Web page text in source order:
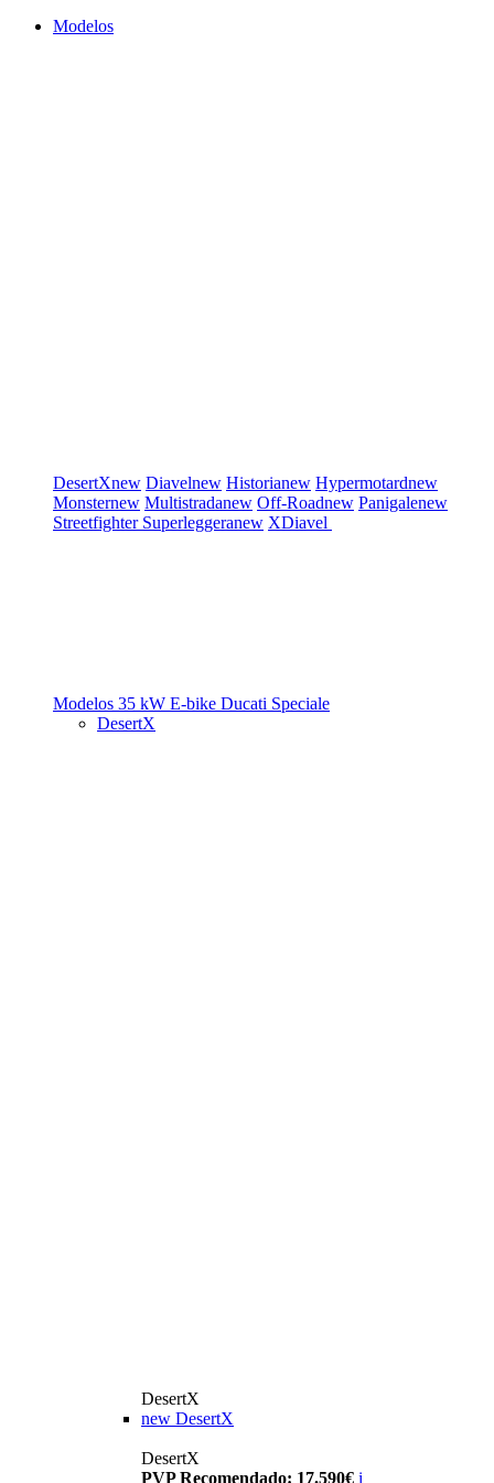
Modelos
DesertXnew Diavelnew Historianew Hypermotardnew
Monsternew Multistradanew Off-Roadnew Panigalenew
Streetfighter Superleggeranew XDiavel
Modelos 35 kW E-bike Ducati Speciale
DesertX
DesertX
new DesertX
DesertX
PVP Recomendado: 17.590€ i